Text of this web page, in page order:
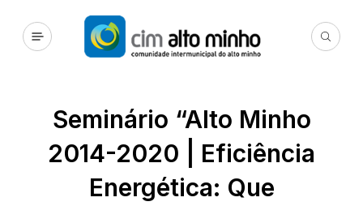
Seminário “Alto Minho
2014-2020 | Eficiência
Energética: Que